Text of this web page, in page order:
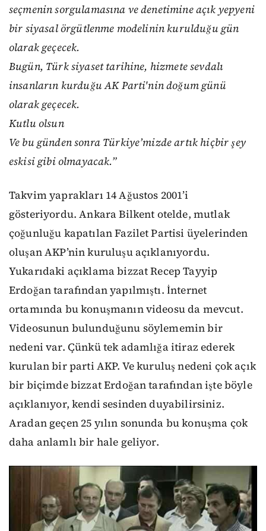
seçmenin sorgulamasına ve denetimine açık yepyeni
bir siyasal örgütlenme modelinin kurulduğu gün
olarak geçecek.
Bugün, Türk siyaset tarihine, hizmete sevdalı
insanların kurduğu AK Parti'nin doğum günü
olarak geçecek.
Kutlu olsun
Ve bu günden sonra Türkiye’mizde artık hiçbir şey
eskisi gibi olmayacak.”
Takvim yaprakları 14 Ağustos 2001’i
gösteriyordu. Ankara Bilkent otelde, mutlak
çoğunluğu kapatılan Fazilet Partisi üyelerinden
oluşan AKP’nin kuruluşu açıklanıyordu.
Yukarıdaki açıklama bizzat Recep Tayyip
Erdoğan tarafından yapılmıştı. İnternet
ortamında bu konuşmanın videosu da mevcut.
Videosunun bulunduğunu söylememin bir
nedeni var. Çünkü tek adamlığa itiraz ederek
kurulan bir parti AKP. Ve kuruluş nedeni çok açık
bir biçimde bizzat Erdoğan tarafından işte böyle
açıklanıyor, kendi sesinden duyabilirsiniz.
Aradan geçen 25 yılın sonunda bu konuşma çok
daha anlamlı bir hale geliyor.